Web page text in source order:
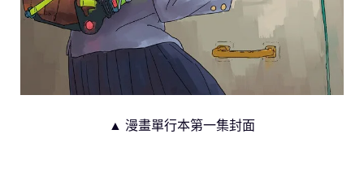
▲ 漫畫單行本第一集封面